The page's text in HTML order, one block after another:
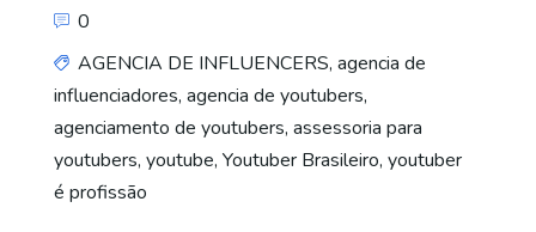
0
AGENCIA DE INFLUENCERS, agencia de
influenciadores, agencia de youtubers,
agenciamento de youtubers, assessoria para
youtubers, youtube, Youtuber Brasileiro, youtuber
é profissão